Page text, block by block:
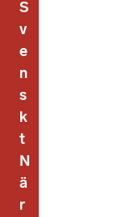
S
v
e
n
s
k
t
N
ä
r